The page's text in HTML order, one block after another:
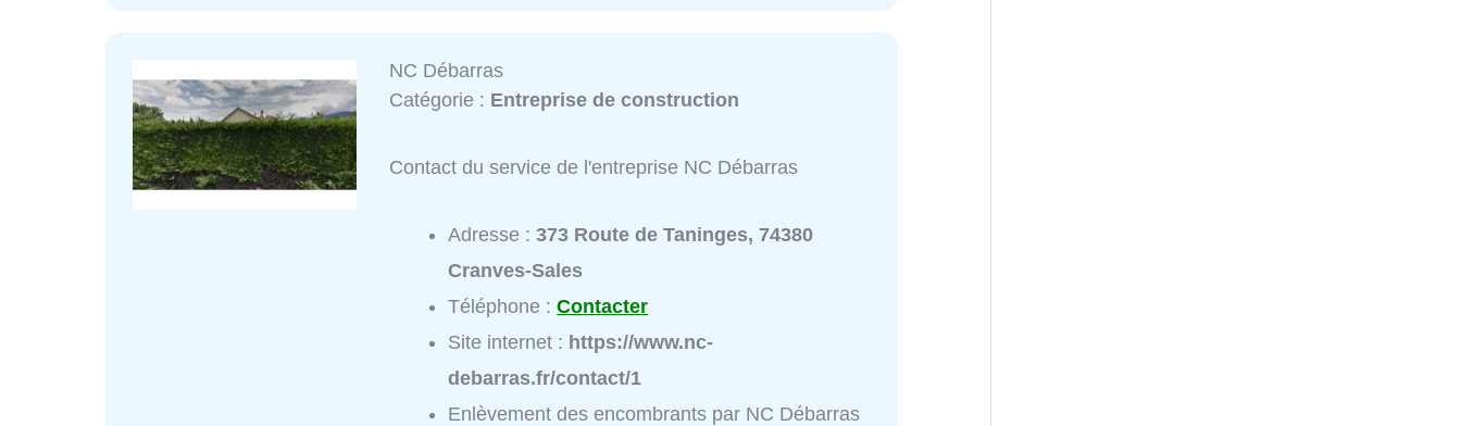
NC Débarras
Catégorie : Entreprise de construction
Contact du service de l'entreprise NC Débarras
Adresse :373 Route de Taninges, 74380
Cranves-Sales
Téléphone :Contacter
Site internet : https://www.nc-
debarras.fr/contact/1
Enlèvement des encombrants par NC Débarras